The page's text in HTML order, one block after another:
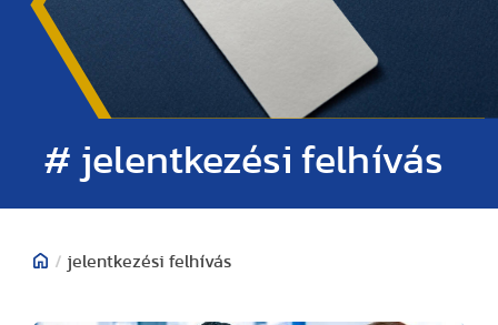
# jelentkezési felhívás
/ jelentkezési felhívás